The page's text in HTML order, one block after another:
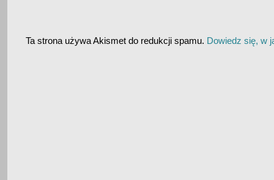
Ta strona używa Akismet do redukcji spamu. Dowiedz się, w